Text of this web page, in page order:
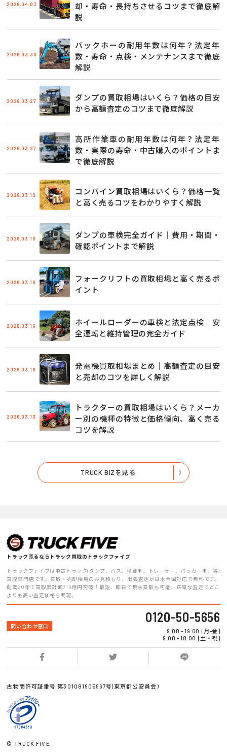
2026.04.03
却・寿命・長持ちさせるコツまで徹底解
説
2026.03.30
バックホーの耐用年数は何年？法定年
数・寿命・点検・メンテナンスまで徹底
解説
2026.03.27
ダンプの買取相場はいくら？価格の目安
から高額査定のコツまで徹底解説
2026.03.27
高所作業車の耐用年数は何年？法定年
数・実際の寿命・中古購入のポイントま
で徹底解説
2026.03.19
コンバイン買取相場はいくら？価格一覧
と高く売るコツをわかりやすく解説
2026.03.16
ダンプの車検完全ガイド｜費用・期間・
確認ポイントまで解説
2026.03.16
フォークリフトの買取相場と高く売るポ
イント
2026.03.16
ホイールローダーの車検と法定点検｜安
全運転と維持管理の完全ガイド
2026.03.16
発電機買取相場まとめ｜高額査定の目安
と売却のコツを詳しく解説
2026.03.13
トラクターの買取相場はいくら？メーカ
ー別の機種の特徴と価格傾向、高く売る
コツを解説
TRUCK BIZを見る
トラック売るならトラック買取のトラックファイブ
トラックファイブは中古トラック(ダンプ、バス、積載車、トレーラー、パッカー車、等)
買取専門店です。買取・売却相場のお見積もり、出張査定が日本全国対応で無料です。
創業20年で買取累計額715億円突破！最短、即日で現金買取も可能、正確な査定でどこ
よりも高い査定価格を実現。
問い合わせ窓口
0120-50-5656
9:00 - 19:00 [月-金]
9:00 - 18:00 [土・祝]
古物商許可証番号 第301081905967号(東京都公安員会)
© TRUCK FIVE